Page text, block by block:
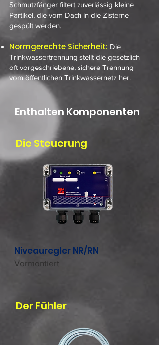
Schmutzfänger filtert zuverlässig kleine
Partikel, die vom Dach in die Zisterne
gespült werden.
Normgerechte Sicherheit: Die
Trinkwassertrennung stellt die gesetzlich
oft vorgeschriebene, sichere Trennung
vom öffentlichen Trinkwassernetz her.
Enthalten Komponenten
Die Steuerung
Niveauregler NR/RN
Vormontiert
Der Fühler